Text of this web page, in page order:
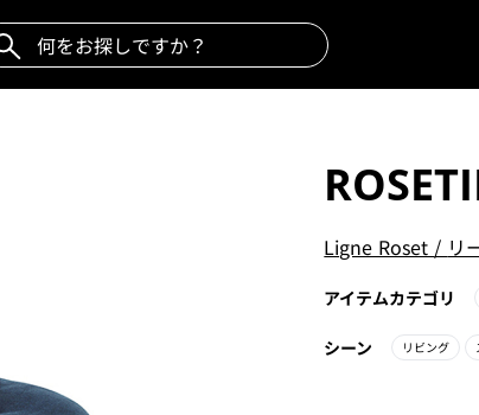
Ligne Roset / リ
アイテムカテゴリ
シーン リビング